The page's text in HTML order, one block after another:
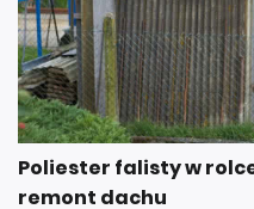
Poliester falisty w
remont dachu